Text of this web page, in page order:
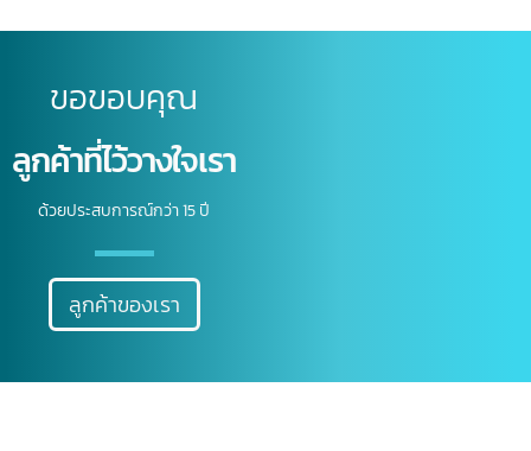
ดูแลทุกขั้นตอน จนได้เลข อย.
ขอขอบคุณ
ลูกค้าที่ไว้วางใจเรา
ด้วยประสบการณ์กว่า 15 ปี
ลูกค้าของเรา